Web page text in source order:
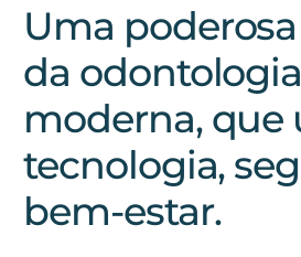
Uma
da odontologia
moderna, que
tecnologia,
bem-estar.